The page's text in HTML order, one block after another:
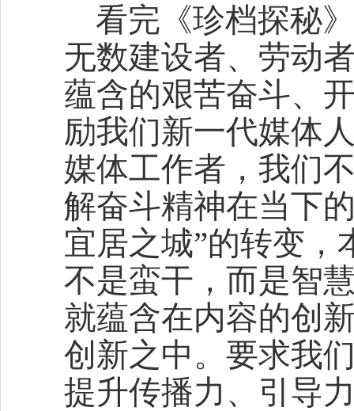
看完《珍档探秘
无数建设者、劳动
蕴含的艰苦奋斗、
励我们新一代媒体
媒体工作者，我们
解奋斗精神在当下
宜居之城”的转变
不是蛮干，而是智
就蕴含在内容的创
创新之中。要求我
提升传播力、引导